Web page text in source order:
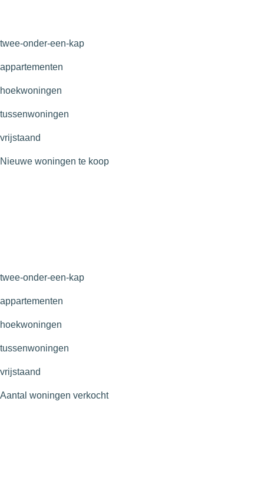
twee-onder-een-kap
appartementen
hoekwoningen
tussenwoningen
vrijstaand
Nieuwe woningen te koop
twee-onder-een-kap
appartementen
hoekwoningen
tussenwoningen
vrijstaand
Aantal woningen verkocht